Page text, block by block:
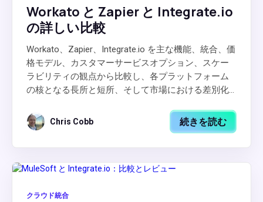
Workato と Zapier と Integrate.io
の詳しい比較
Workato、Zapier、Integrate.io を主な機能、統合、価
格モデル、カスタマーサービスオプション、スケー
ラビリティの観点から比較し、各プラットフォーム
の核となる長所と短所、そして市場における差別化...
Chris Cobb 続きを読む
クラウド統合